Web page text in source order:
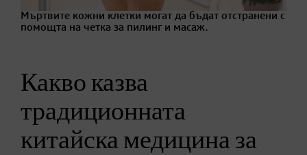
Мъртвите кожни клетки могат да бъдат отстранени с
помощта на четка за пилинг и масаж.
Какво казва
традиционната
китайска медицина за